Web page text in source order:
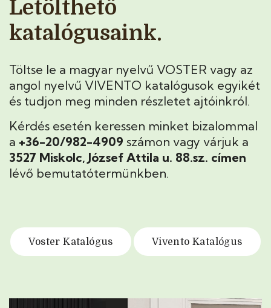
Letölthető
katalógusaink.
Töltse le a magyar nyelvű VOSTER vagy az
angol nyelvű VIVENTO katalógusok egyikét
és tudjon meg minden részletet ajtóinkról.
Kérdés esetén keressen minket bizalommal
a +36-20/982-4909 számon vagy várjuk a
3527 Miskolc, József Attila u. 88.sz. címen
lévő bemutatótermünkben.
Voster Katalógus Vivento Katalógus